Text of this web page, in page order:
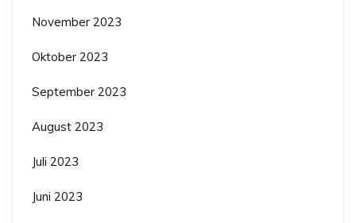
November 2023
Oktober 2023
September 2023
August 2023
Juli 2023
Juni 2023